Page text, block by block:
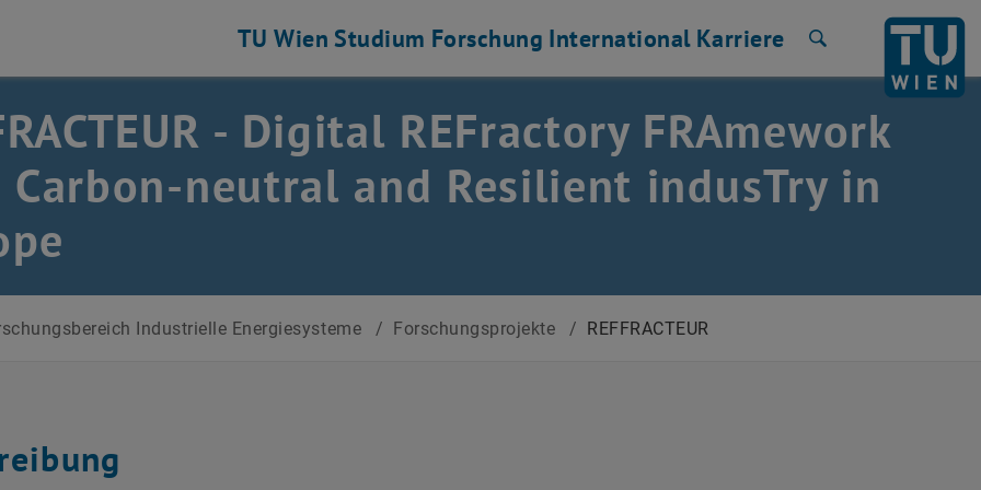
TU Wien Studium Forschung International Karriere
- Digital REFractory FRAmework
neutral and Resilient indusTry in
Industrielle Energiesysteme / Forschungsprojekte / REFFRACTEUR